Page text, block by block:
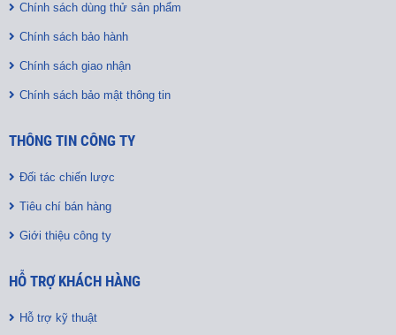
Chính sách dùng thử sản phẩm
Chính sách bảo hành
Chính sách giao nhận
Chính sách bảo mật thông tin
THÔNG TIN CÔNG TY
Đối tác chiến lược
Tiêu chí bán hàng
Giới thiệu công ty
HỖ TRỢ KHÁCH HÀNG
Hỗ trợ kỹ thuật